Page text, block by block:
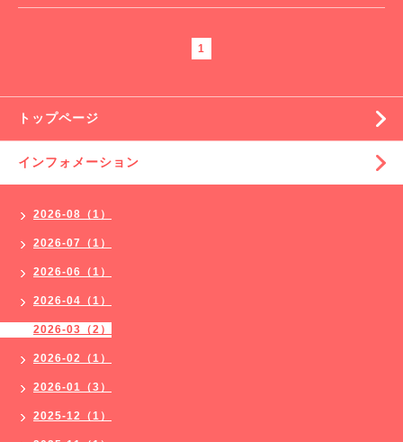
1
トップページ
インフォメーション
2026-08（1）
2026-07（1）
2026-06（1）
2026-04（1）
2026-03（2）
2026-02（1）
2026-01（3）
2025-12（1）